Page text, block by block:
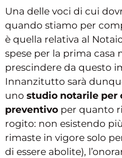
Una delle voci di cui
quando stiamo per
è quella relativa al
spese per la prima casa
prescindere da questo
Innanzitutto sarà
uno studio notarile per
preventivo per quanto
rogito: non esistendo
rimaste in vigore solo
di essere abolite),